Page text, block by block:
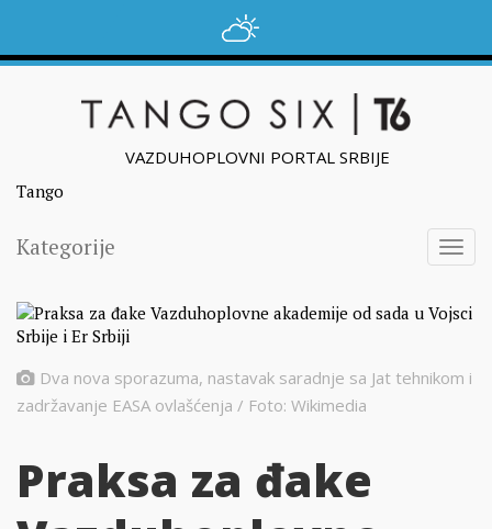
VAZDUHOPLOVNI PORTAL SRBIJE
Tango
Kategorije
Dva nova sporazuma, nastavak saradnje sa Jat tehnikom i
zadržavanje EASA ovlašćenja / Foto: Wikimedia
Praksa za đake